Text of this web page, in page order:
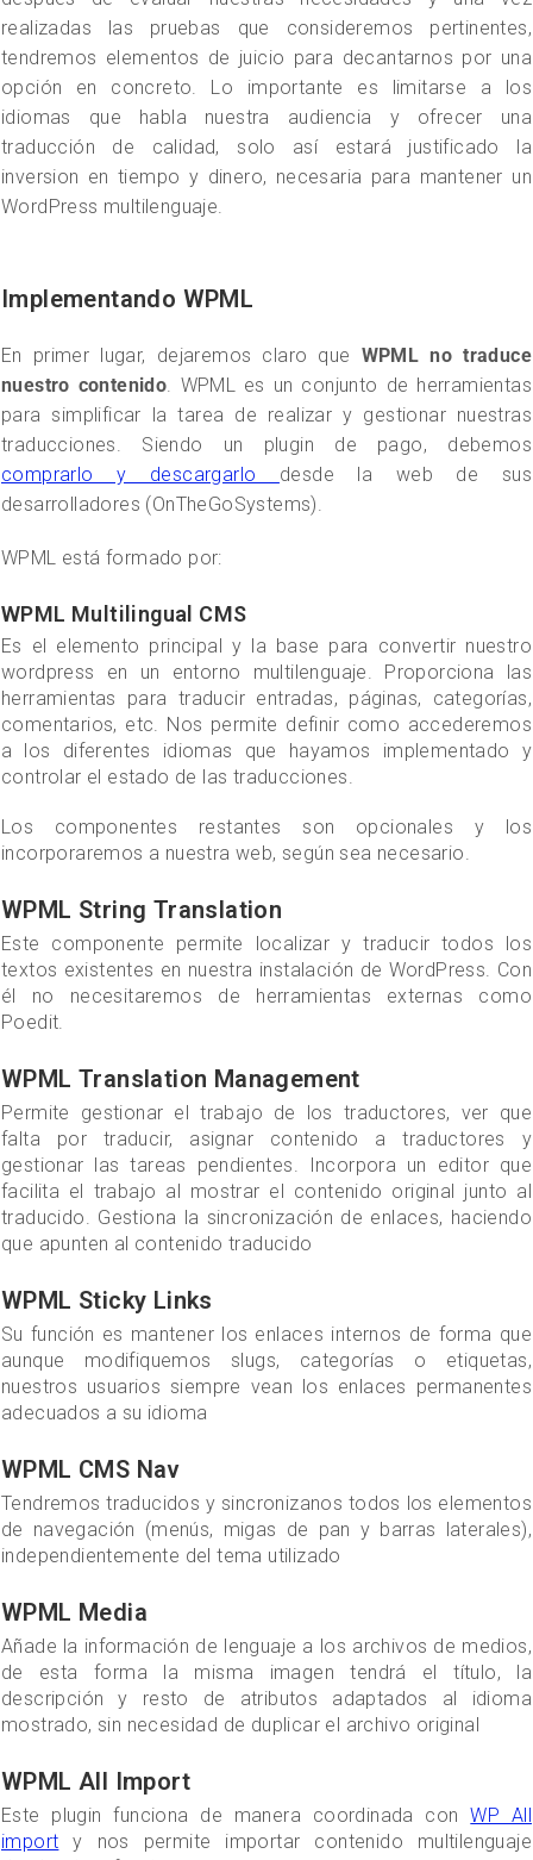
realizadas las pruebas que consideremos pertinentes,
tendremos elementos de juicio para decantarnos por una
opción en concreto. Lo importante es limitarse a los
idiomas que habla nuestra audiencia y ofrecer una
traducción de calidad, solo así estará justificado la
inversion en tiempo y dinero, necesaria para mantener un
WordPress multilenguaje.
Implementando WPML
En primer lugar, dejaremos claro que WPML no traduce
nuestro contenido. WPML es un conjunto de herramientas
para simplificar la tarea de realizar y gestionar nuestras
traducciones. Siendo un plugin de pago, debemos
comprarlo y descargarlo desde la web de sus
desarrolladores (OnTheGoSystems).
WPML está formado por:
WPML Multilingual CMS
Es el elemento principal y la base para convertir nuestro
wordpress en un entorno multilenguaje. Proporciona las
herramientas para traducir entradas, páginas, categorías,
comentarios, etc. Nos permite definir como accederemos
a los diferentes idiomas que hayamos implementado y
controlar el estado de las traducciones.
Los componentes restantes son opcionales y los
incorporaremos a nuestra web, según sea necesario.
WPML String Translation
Este componente permite localizar y traducir todos los
textos existentes en nuestra instalación de WordPress. Con
él no necesitaremos de herramientas externas como
Poedit.
WPML Translation Management
Permite gestionar el trabajo de los traductores, ver que
falta por traducir, asignar contenido a traductores y
gestionar las tareas pendientes. Incorpora un editor que
facilita el trabajo al mostrar el contenido original junto al
traducido. Gestiona la sincronización de enlaces, haciendo
que apunten al contenido traducido
WPML Sticky Links
Su función es mantener los enlaces internos de forma que
aunque modifiquemos slugs, categorías o etiquetas,
nuestros usuarios siempre vean los enlaces permanentes
adecuados a su idioma
WPML CMS Nav
Tendremos traducidos y sincronizanos todos los elementos
de navegación (menús, migas de pan y barras laterales),
independientemente del tema utilizado
WPML Media
Añade la información de lenguaje a los archivos de medios,
de esta forma la misma imagen tendrá el título, la
descripción y resto de atributos adaptados al idioma
mostrado, sin necesidad de duplicar el archivo original
WPML All Import
Este plugin funciona de manera coordinada conWP All
import y nos permite importar contenido multilenguaje